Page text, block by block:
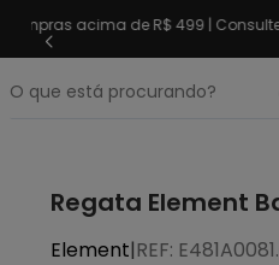
Sua primeira vez aqui?
Regata Element
Element|REF: